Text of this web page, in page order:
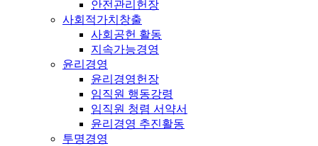
안전관리헌장
사회적가치창출
사회공헌 활동
지속가능경영
윤리경영
윤리경영헌장
임직원 행동강령
임직원 청렴 서약서
윤리경영 추진활동
투명경영